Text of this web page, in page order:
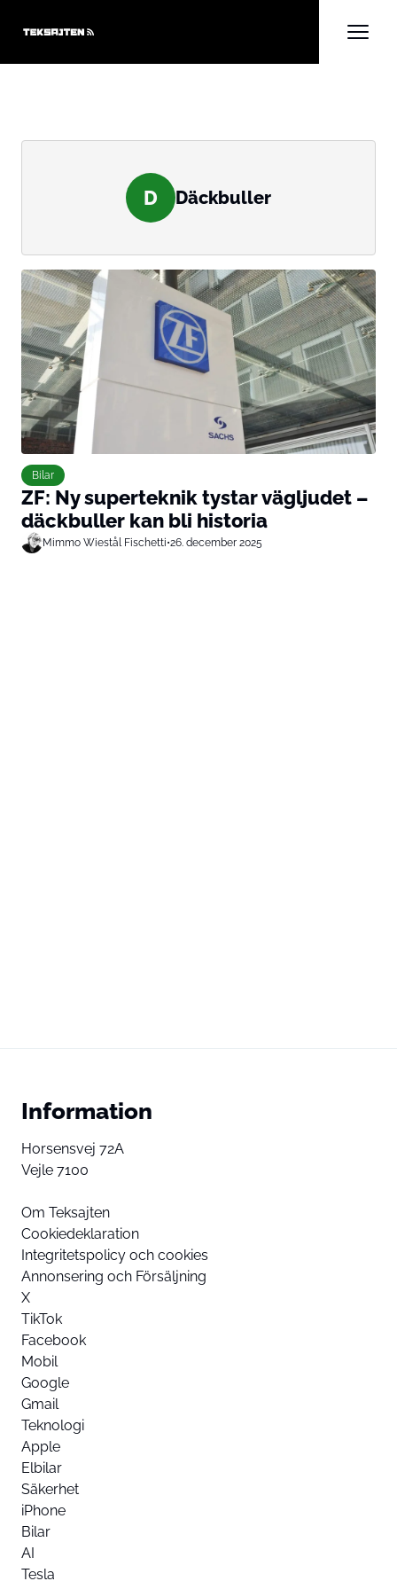
D Däckbuller
Bilar
ZF: Ny superteknik tystar vägljudet –
däckbuller kan bli historia
Mimmo Wiestål Fischetti•26. december 2025
Information
Horsensvej 72A
Vejle 7100
Om Teksajten
Cookiedeklaration
Integritetspolicy och cookies
Annonsering och Försäljning
X
TikTok
Facebook
Mobil
Google
Gmail
Teknologi
Apple
Elbilar
Säkerhet
iPhone
Bilar
AI
Tesla